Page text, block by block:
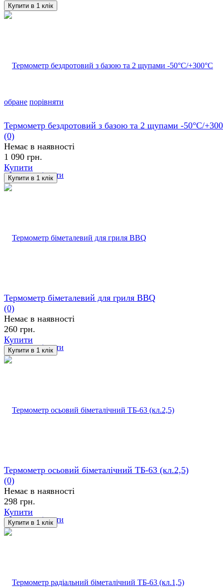
обране порівняти
обране порівняти
Термометр бездротовий з базою та 2 щупами -50°C/
(0)
Немає в наявності
1 090 грн.
Купити
обране порівняти
Термометр біметалевий для гриля BBQ
(0)
Немає в наявності
260 грн.
Купити
обране порівняти
Термометр осьовий біметалічний ТБ-63 (кл.2,5)
(0)
Немає в наявності
298 грн.
Купити